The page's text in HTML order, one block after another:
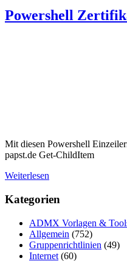
Powershell
Mit diesen Powershell
papst.de Get-ChildItem
Weiterlesen
Kategorien
ADMX Vorlagen &
Allgemein (752)
Gruppenrichtlinien (49)
Internet (60)